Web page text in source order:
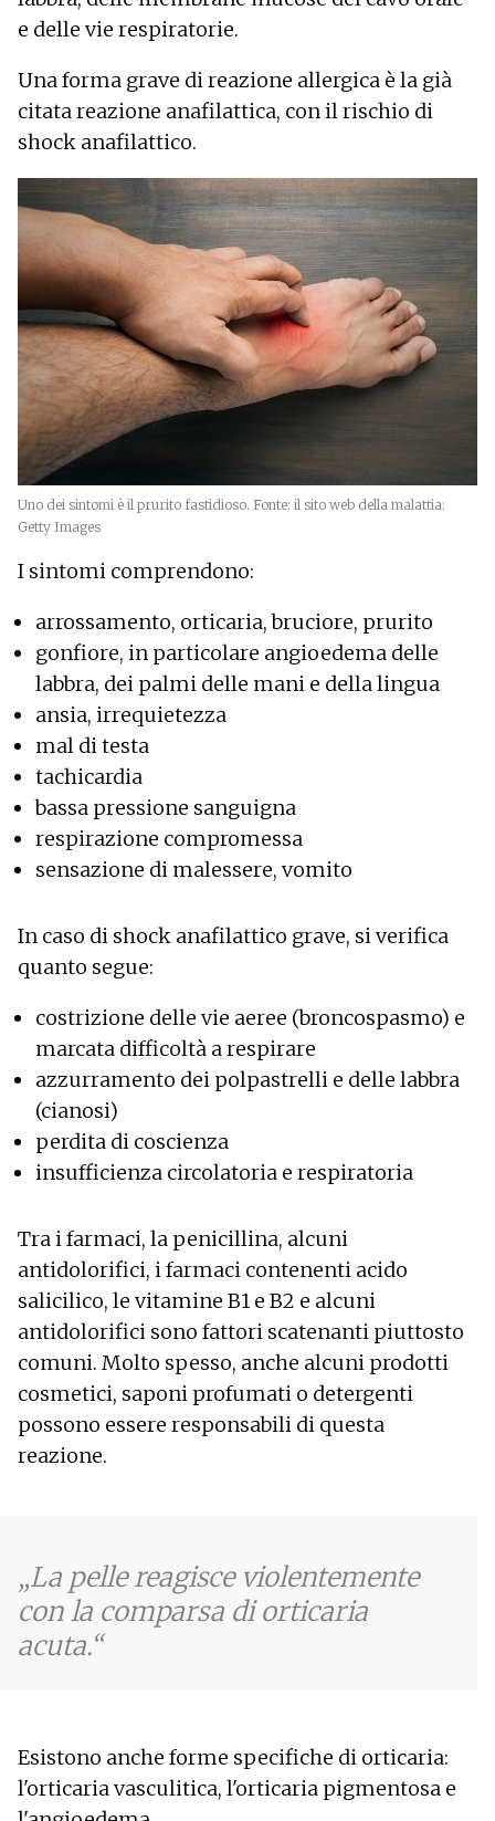
e delle vie respiratorie.
Una forma grave di reazione allergica è la già
citata reazione anafilattica, con il rischio di
shock anafilattico.
Uno dei sintomi è il prurito fastidioso. Fonte: il sito web della malattia:
Getty Images
I sintomi comprendono:
arrossamento, orticaria, bruciore, prurito
gonfiore, in particolare angioedema delle
labbra, dei palmi delle mani e della lingua
ansia, irrequietezza
mal di testa
tachicardia
bassa pressione sanguigna
respirazione compromessa
sensazione di malessere, vomito
In caso di shock anafilattico grave, si verifica
quanto segue:
costrizione delle vie aeree (broncospasmo) e
marcata difficoltà a respirare
azzurramento dei polpastrelli e delle labbra
(cianosi)
perdita di coscienza
insufficienza circolatoria e respiratoria
Tra i farmaci, la penicillina, alcuni
antidolorifici, i farmaci contenenti acido
salicilico, le vitamine B1 e B2 e alcuni
antidolorifici sono fattori scatenanti piuttosto
comuni. Molto spesso, anche alcuni prodotti
cosmetici, saponi profumati o detergenti
possono essere responsabili di questa
reazione.
La pelle reagisce violentemente
con la comparsa di orticaria
acuta.
Esistono anche forme specifiche di orticaria:
l'orticaria vasculitica, l'orticaria pigmentosa e